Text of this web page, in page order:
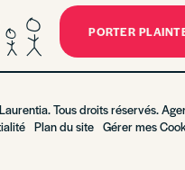
PORTER
Tous droits réservés.
Plan du site Gérer mes